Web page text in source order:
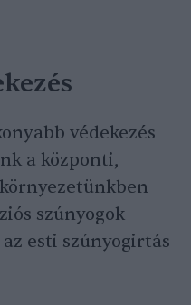
védekezés
a központi,
szúnyogok
esti szúnyogirtás